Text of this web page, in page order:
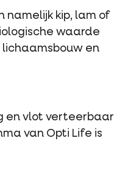
namelijk kip, lam of
waarde
en
en vlot verteerbaar
van Opti Life is